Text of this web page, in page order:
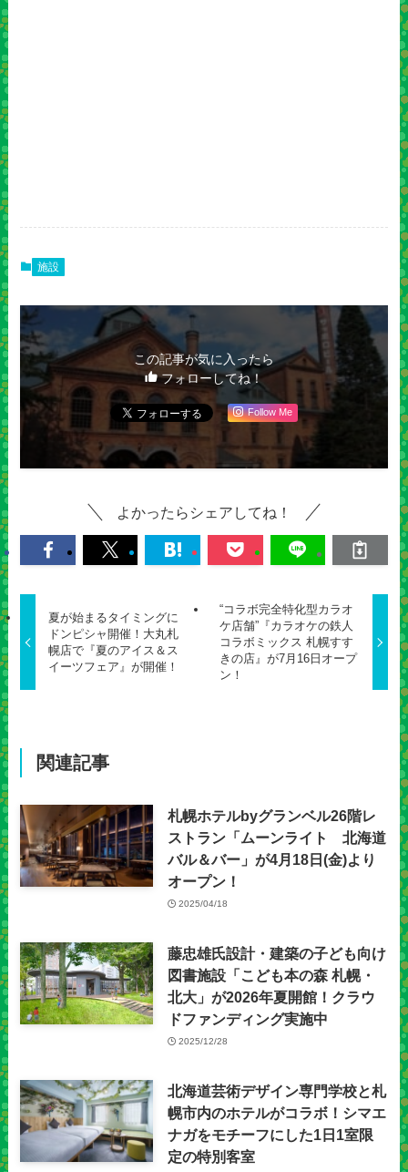
施設
この記事が気に入ったら
フォローしてね！
Follow Me
よかったらシェアしてね！
夏が始まるタイミングに
ドンピシャ開催！大丸札
幌店で『夏のアイス＆ス
イーツフェア』が開催！
“コラボ完全特化型カラオ
ケ店舗”『カラオケの鉄人
コラボミックス 札幌すす
きの店』が7月16日オープ
ン！
関連記事
札幌ホテルbyグランベル26階レ
ストラン「ムーンライト 北海道
バル＆バー」が4月18日(金)より
オープン！
2025/04/18
藤忠雄氏設計・建築の子ども向け
図書施設「こども本の森 札幌・
北大」が2026年夏開館！クラウ
ドファンディング実施中
2025/12/28
北海道芸術デザイン専門学校と札
幌市内のホテルがコラボ！シマエ
ナガをモチーフにした1日1室限
定の特別客室